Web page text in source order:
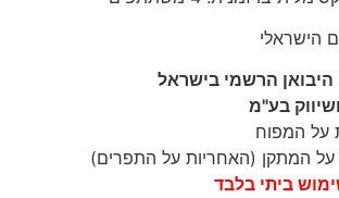
הישראלי
היבואן הרשמי בישראל
בע"מ
על המתקן (האחריות על התפרים)
ביתי בלבד